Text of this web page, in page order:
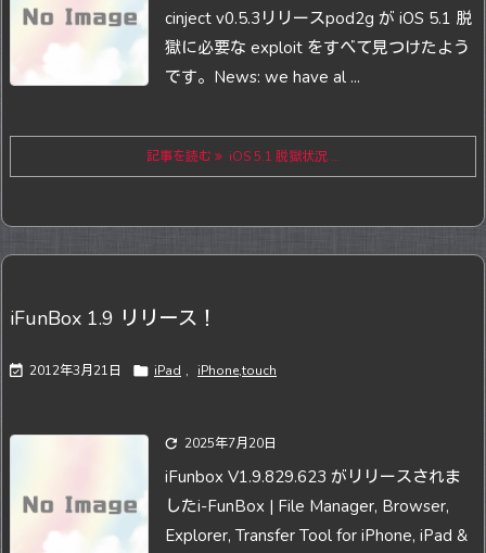
cinject v0.5.3リリースpod2g が iOS 5.1 脱
獄に必要な exploit をすべて見つけたよう
です。 News: we have al ...
記事を読む iOS 5.1 脱獄状況 ...
iFunBox 1.9 リリース！
 2012年3月21日  iPad , iPhone,touch
 2025年7月20日
iFunbox V1.9.829.623 がリリースされま
したi-FunBox | File Manager, Browser,
Explorer, Transfer Tool for iPhone, iPad &